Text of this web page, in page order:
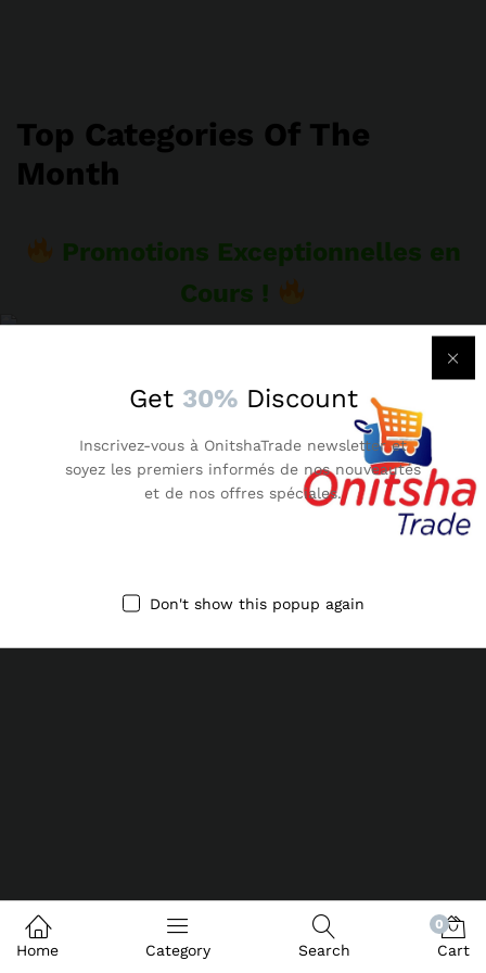
Top Categories Of The
Month
Promotions Exceptionnelles en
Cours !
Jusqu’à -70 % sur nos catégories phares •
Get 30% Discount
Inscrivez-vous à OnitshaTrade newsletter et
soyez les premiers informés de nos nouveautés
et de nos offres spéciales.
Don't show this popup again
Home Category Search
0
Cart